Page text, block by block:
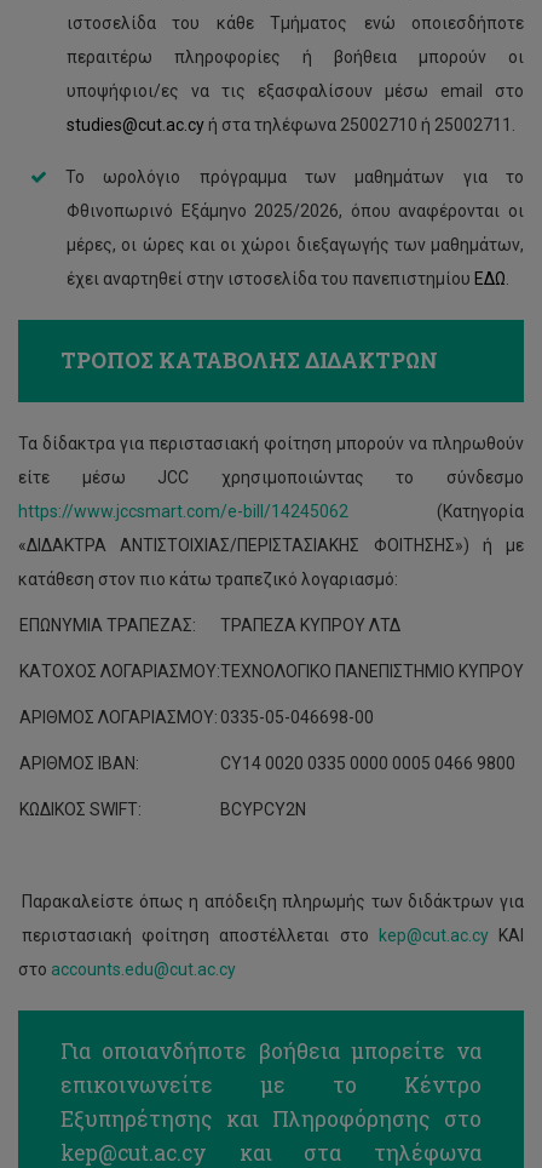
ιστοσελίδα του κάθε Τμήματος ενώ οποιεσδήποτε
περαιτέρω πληροφορίες ή βοήθεια μπορούν οι
υποψήφιοι/ες να τις εξασφαλίσουν μέσω email στο
studies@cut.ac.cy ή στα τηλέφωνα 25002710 ή 25002711.
Το ωρολόγιο πρόγραμμα των μαθημάτων για το
Φθινοπωρινό Εξάμηνο 2025/2026, όπου αναφέρονται οι
μέρες, οι ώρες και οι χώροι διεξαγωγής των μαθημάτων,
έχει αναρτηθεί στην ιστοσελίδα του πανεπιστημίου ΕΔΩ
ΤΡΟΠΟΣ ΚΑΤΑΒΟΛΗΣ ΔΙΔΑΚΤΡΩΝ
Τα δίδακτρα για περιστασιακή φοίτηση μπορούν να πληρωθούν
είτε μέσω JCC χρησιμοποιώντας το σύνδεσμο
https://www.jccsmart.com/e-bill/14245062 (Κατηγορία
«ΔΙΔΑΚΤΡΑ ΑΝΤΙΣΤΟΙΧΙΑΣ/ΠΕΡΙΣΤΑΣΙΑΚΗΣ ΦΟΙΤΗΣΗΣ») ή με
κατάθεση στον πιο κάτω τραπεζικό λογαριασμό:
ΕΠΩΝΥΜΙΑ ΤΡΑΠΕΖΑΣ: ΤΡΑΠΕΖΑ ΚΥΠΡΟΥ ΛΤΔ
ΚΑΤΟΧΟΣ ΛΟΓΑΡΙΑΣΜΟΥ:ΤΕΧΝΟΛΟΓΙΚΟ ΠΑΝΕΠΙΣΤΗΜΙΟ ΚΥΠΡΟΥ
ΑΡΙΘΜΟΣ ΛΟΓΑΡΙΑΣΜΟΥ: 0335-05-046698-00
ΑΡΙΘΜΟΣ ΙΒΑΝ: CY14 0020 0335 0000 0005 0466 9800
ΚΩΔΙΚΟΣ SWIFT: BCYPCY2N
Παρακαλείστε όπως η απόδειξη πληρωμής των διδάκτρων για
περιστασιακή φοίτηση αποστέλλεται στο
kep@cut.ac.cyΚΑΙ
στο accounts.edu@cut.ac.cy
Για οποιανδήποτε βοήθεια μπορείτε να
επικοινωνείτε με το Κέντρο
Εξυπηρέτησης και Πληροφόρησης στο
kep@cut.ac.cy και στα τηλέφωνα